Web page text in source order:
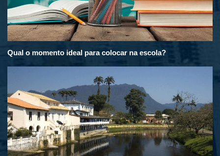
Qual o momento ideal para colocar na escola?